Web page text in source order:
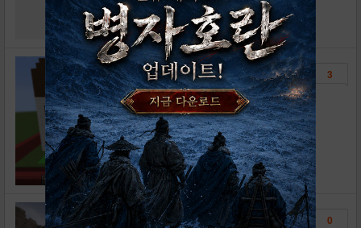
뷜랑님 얼굴을 한 집
스카이서브 조회수 : 318
3
0